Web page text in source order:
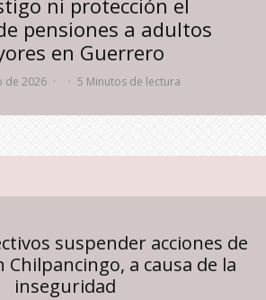
ni protección el
pensiones a adultos
en Guerrero
de 2026 · · 5 Minutos de lectura
suspender acciones de
Chilpancingo, a causa de la
inseguridad